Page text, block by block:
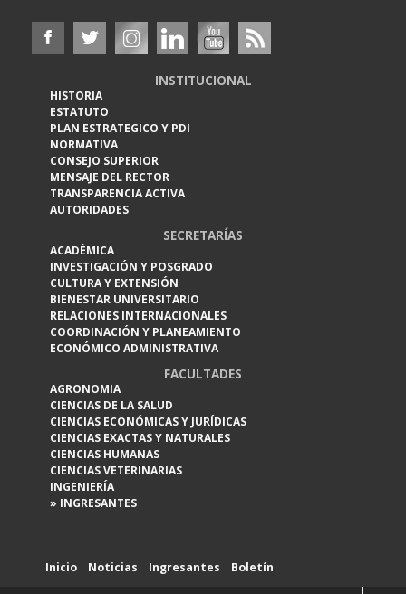
INSTITUCIONAL
HISTORIA
ESTATUTO
PLAN ESTRATEGICO Y PDI
NORMATIVA
CONSEJO SUPERIOR
MENSAJE DEL RECTOR
TRANSPARENCIA ACTIVA
AUTORIDADES
SECRETARÍAS
ACADÉMICA
INVESTIGACIÓN Y POSGRADO
CULTURA Y EXTENSIÓN
BIENESTAR UNIVERSITARIO
RELACIONES INTERNACIONALES
COORDINACIÓN Y PLANEAMIENTO
ECONÓMICO ADMINISTRATIVA
FACULTADES
AGRONOMIA
CIENCIAS DE LA SALUD
CIENCIAS ECONÓMICAS Y JURÍDICAS
CIENCIAS EXACTAS Y NATURALES
CIENCIAS HUMANAS
CIENCIAS VETERINARIAS
INGENIERÍA
» INGRESANTES
Inicio Noticias Ingresantes Boletín